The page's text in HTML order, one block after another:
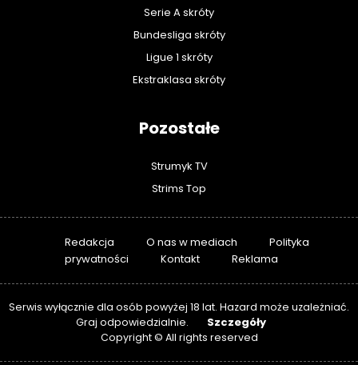
Serie A skróty
Bundesliga skróty
Ligue 1 skróty
Ekstraklasa skróty
Pozostałe
Strumyk TV
Strims Top
Redakcja O nas w mediach
Polityka
prywatności
Kontakt Reklama
Serwis wyłącznie dla osób powyżej 18 lat. Hazard może uzależniać.
Graj odpowiedzialnie.
Szczegóły
Copyright © All rights reserved